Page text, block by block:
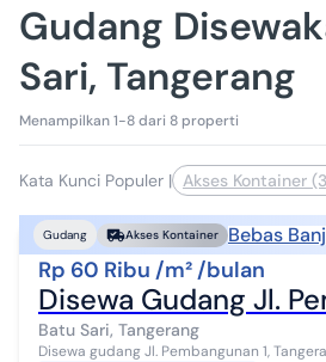
Gudang
Sari, Tangerang
Menampilkan 1-8 dari 8 properti
Kata Kunci Populer | Akses Kontainer
Gudang Akses Kontainer Bebas
Rp 60 Ribu /m² /bulan
Disewa Gudang Jl.
Batu Sari, Tangerang
Disewa gudang Jl. Pembangunan 1, Tangerang Gudang